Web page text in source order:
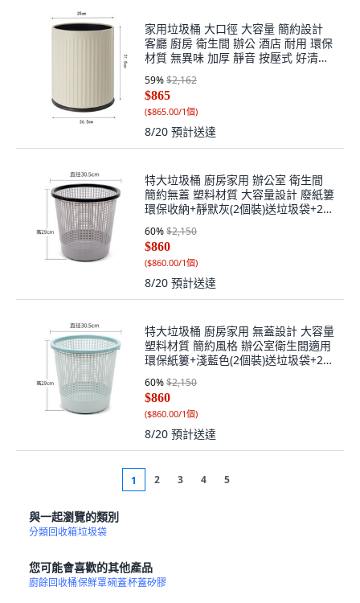
家用垃圾桶 大口徑 大容量 簡約設計
客廳 廚房 衛生間 辦公 酒店 耐用 環保
材質 無異味 加厚 靜音 按壓式 好清理
垃圾袋適用+14L灰白+默認尺寸, 1個,
默認尺寸
59%$2,162
$865
($865.00/1個)
8/20 預計送達
特大垃圾桶 廚房家用 辦公室 衛生間
簡約無蓋 塑料材質 大容量設計 廢紙簍
環保收納+靜默灰(2個裝)送垃圾袋+25L
特大#帶壓圈#廚房垃圾桶, 1個, 25L特
大#帶壓圈#廚房垃圾桶
60%$2,150
$860
($860.00/1個)
8/20 預計送達
特大垃圾桶 廚房家用 無蓋設計 大容量
塑料材質 簡約風格 辦公室衛生間適用
環保紙簍+淺藍色(2個裝)送垃圾袋+25L
特大#帶壓圈#廚房垃圾桶, 1個, 25L特
大#帶壓圈#廚房垃圾桶
60%$2,150
$860
($860.00/1個)
8/20 預計送達
1 2 3 4 5
與一起瀏覽的類別
分類回收箱垃圾袋
您可能會喜歡的其他產品
廚餘回收桶保鮮罩碗蓋杯蓋矽膠